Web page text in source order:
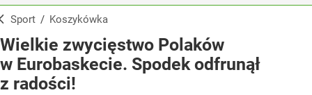
Sport / Koszykówka
Wielkie zwycięstwo Polaków
w Eurobaskecie. Spodek odfrunął
z radości!